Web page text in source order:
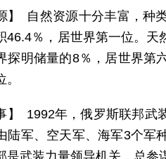
】 自然资源十分丰富，种
46.4％，居世界第一位。
探明储量的8％，居世界第
】 1992年，俄罗斯联邦
陆军、空天军、海军3个军
是武装力量领导机关，总参